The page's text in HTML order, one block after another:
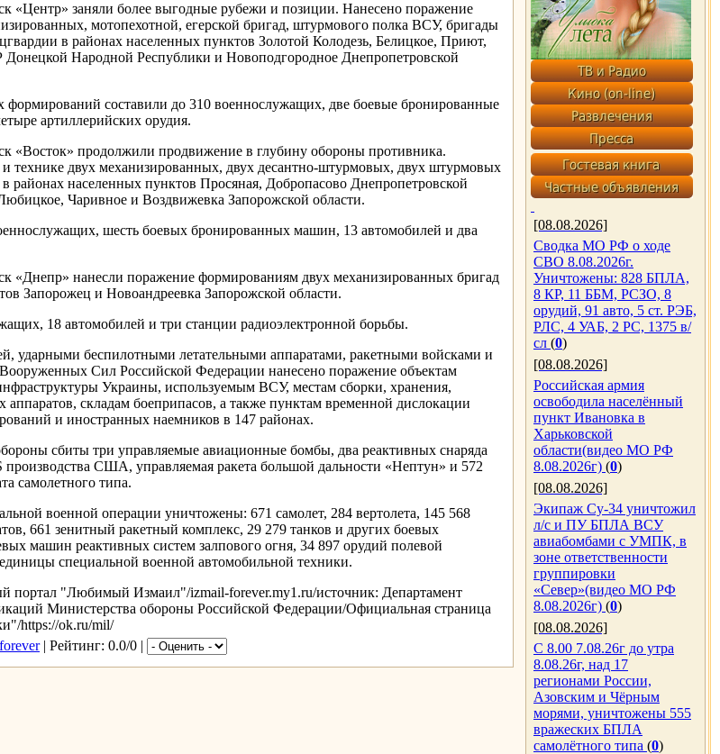
«Центр» заняли более выгодные рубежи и позиции. Нанесено поражение
мотопехотной, егерской бригад, штурмового полка ВСУ, бригады
в районах населенных пунктов Золотой Колодезь, Белицкое, Приют,
Донецкой Народной Республики и Новоподгородное Днепропетровской
составили до 310 военнослужащих, две боевые бронированные
артиллерийских орудия.
«Восток» продолжили продвижение в глубину обороны противника.
технике двух механизированных, двух десантно-штурмовых, двух штурмовых
районах населенных пунктов Просяная, Добропасово Днепропетровской
Чаривное и Воздвижевка Запорожской области.
шесть боевых бронированных машин, 13 автомобилей и два
«Днепр» нанесли поражение формированиям двух механизированных бригад
Запорожец и Новоандреевка Запорожской области.
18 автомобилей и три станции радиоэлектронной борьбы.
ударными беспилотными летательными аппаратами, ракетными войсками и
Сил Российской Федерации нанесено поражение объектам
Украины, используемым ВСУ, местам сборки, хранения,
аппаратов, складам боеприпасов, а также пунктам временной дислокации
и иностранных наемников в 147 районах.
сбиты три управляемые авиационные бомбы, два реактивных снаряда
США, управляемая ракета большой дальности «Нептун» и 572
самолетного типа.
военной операции уничтожены: 671 самолет, 284 вертолета, 145 568
661 зенитный ракетный комплекс, 29 279 танков и других боевых
машин реактивных систем залпового огня, 34 897 орудий полевой
специальной военной автомобильной техники.
портал "Любимый Измаил"/izmail-forever.my1.ru/источник: Департамент
Министерства обороны Российской Федерации/Официальная страница
https://ok.ru/mil/
| Рейтинг: 0.0/0 |
[08.08.2026]
Сводка МО РФ о ходе
СВО 8.08.2026г.
Уничтожены: 828 БПЛА,
8 КР, 11 ББМ, РСЗО, 8
орудий, 91 авто, 5 ст. РЭБ,
РЛС, 4 УАБ, 2 РС, 1375 в/
сл (0)
[08.08.2026]
Российская армия
освободила населённый
пункт Ивановка в
Харьковской
области(видео МО РФ
8.08.2026г) (0)
[08.08.2026]
Экипаж Су-34 уничтожил
л/с и ПУ БПЛА ВСУ
авиабомбами с УМПК, в
зоне ответственности
группировки
«Север»(видео МО РФ
8.08.2026г) (0)
[08.08.2026]
С 8.00 7.08.26г до утра
8.08.26г, над 17
регионами России,
Азовским и Чёрным
морями, уничтожены 555
вражеских БПЛА
самолётного типа (0)